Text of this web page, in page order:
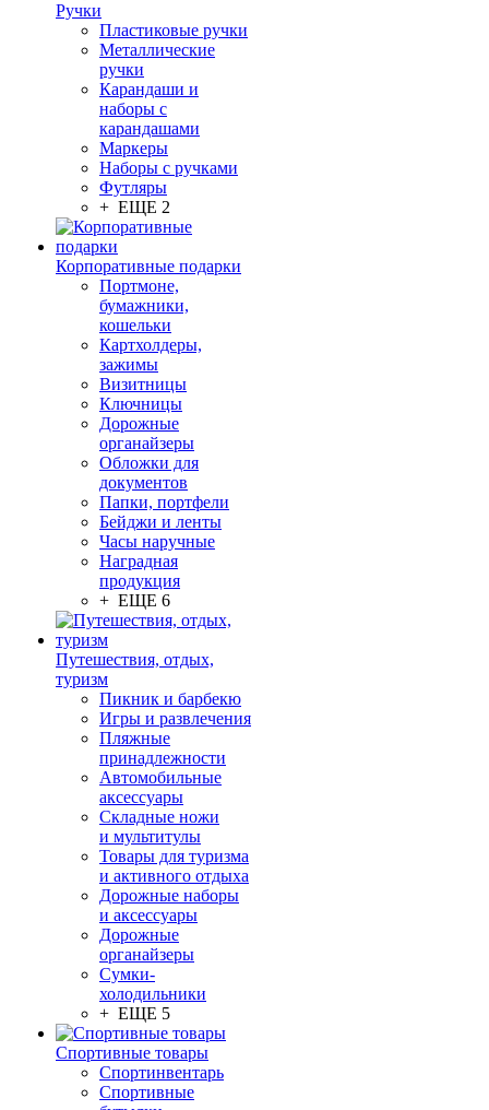
Ручки
Пластиковые ручки
Металлические
ручки
Карандаши и
наборы с
карандашами
Маркеры
Наборы с ручками
Футляры
+ ЕЩЕ 2
Корпоративные подарки
Портмоне,
бумажники,
кошельки
Картхолдеры,
зажимы
Визитницы
Ключницы
Дорожные
органайзеры
Обложки для
документов
Папки, портфели
Бейджи и ленты
Часы наручные
Наградная
продукция
+ ЕЩЕ 6
Путешествия, отдых,
туризм
Пикник и барбекю
Игры и развлечения
Пляжные
принадлежности
Автомобильные
аксессуары
Складные ножи
и мультитулы
Товары для туризма
и активного отдыха
Дорожные наборы
и аксессуары
Дорожные
органайзеры
Сумки-
холодильники
+ ЕЩЕ 5
Спортивные товары
Спортинвентарь
Спортивные